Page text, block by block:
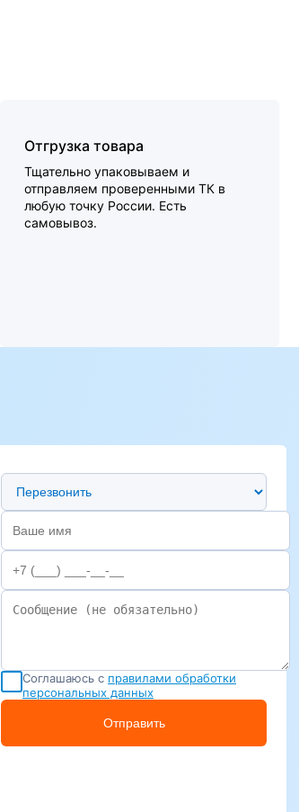
Отгрузка товара
Тщательно упаковываем и
отправляем проверенными ТК в
любую точку России. Есть
самовывоз.
Предпочтительный способ связи
Соглашаюсь с правилами обработки
персональных данных
Отправить